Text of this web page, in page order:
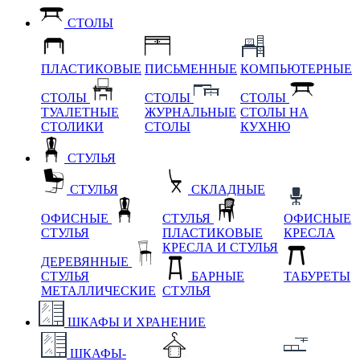
СТОЛЫ
ПЛАСТИКОВЫЕ
СТОЛЫ
ТУАЛЕТНЫЕ
СТОЛИКИ
ПИСЬМЕННЫЕ
СТОЛЫ
ЖУРНАЛЬНЫЕ
СТОЛЫ
КОМПЬЮТЕРНЫЕ
СТОЛЫ
СТОЛЫ НА
КУХНЮ
СТУЛЬЯ
СТУЛЬЯ
ОФИСНЫЕ
СТУЛЬЯ
ДЕРЕВЯННЫЕ
СТУЛЬЯ
МЕТАЛЛИЧЕСКИЕ
СКЛАДНЫЕ
СТУЛЬЯ
ПЛАСТИКОВЫЕ
КРЕСЛА И СТУЛЬЯ
БАРНЫЕ
СТУЛЬЯ
ОФИСНЫЕ
КРЕСЛА
ТАБУРЕТЫ
ШКАФЫ И ХРАНЕНИЕ
ШКАФЫ-